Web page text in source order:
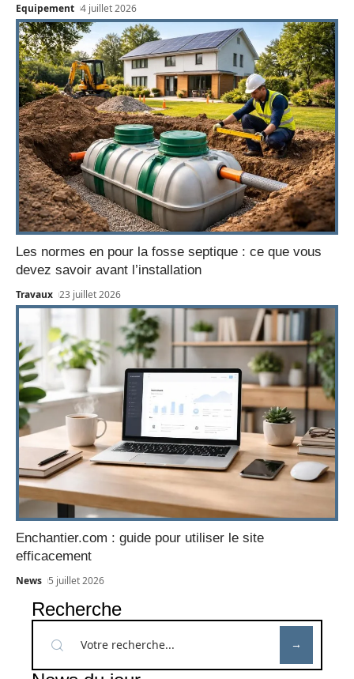
Equipement 4 juillet 2026
Les normes en pour la fosse septique : ce que vous
devez savoir avant l’installation
Travaux 23 juillet 2026
Enchantier.com : guide pour utiliser le site
efficacement
News 5 juillet 2026
Recherche